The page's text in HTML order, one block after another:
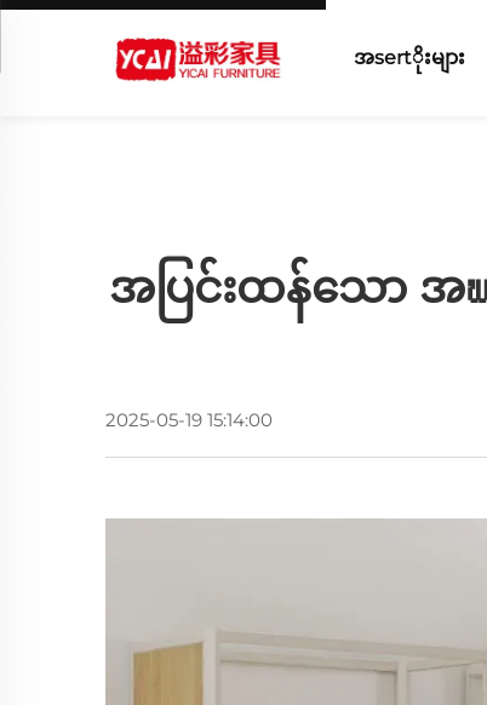
အsertိုးများ
အပြင်းထန်သော အ
2025-05-19 15:14:00